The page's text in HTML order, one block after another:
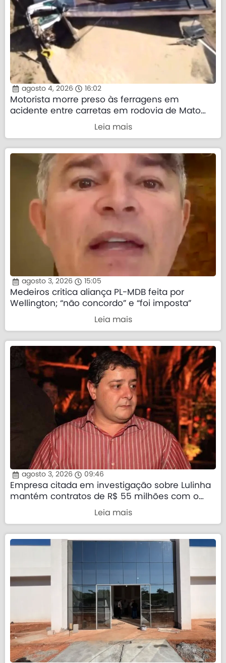
agosto 4, 2026 16:02
Motorista morre preso às ferragens em
acidente entre carretas em rodovia de Mato
Leia mais
agosto 3, 2026 15:05
Medeiros critica aliança PL-MDB feita por
Wellington; “não concordo” e “foi imposta”
Leia mais
agosto 3, 2026 09:46
Empresa citada em investigação sobre Lulinha
mantém contratos de R$ 55 milhões com o
Leia mais